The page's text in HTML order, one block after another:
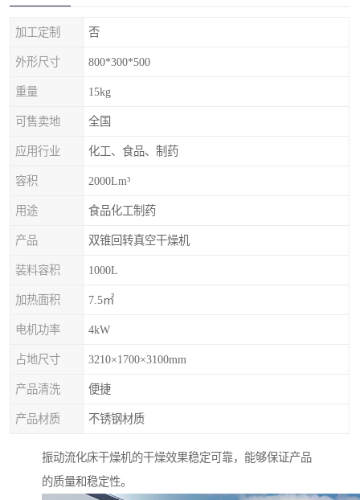
加工定制 否
外形尺寸 800*300*500
重量 15kg
可售卖地 全国
应用行业 化工、食品、制药
容积 2000Lm³
用途 食品化工制药
产品 双锥回转真空干燥机
装料容积 1000L
加热面积 7.5㎡
电机功率 4kW
占地尺寸 3210×1700×3100mm
产品清洗 便捷
产品材质 不锈钢材质
振动流化床干燥机的干燥效果稳定可靠，能够保证产品
的质量和稳定性。